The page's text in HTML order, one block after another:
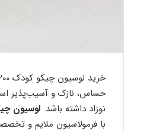
حساس، نازک و آسیب‌پذیر
نوزاد داشته باشد. لوسیون چیکو
با فرمولاسیون ملایم و